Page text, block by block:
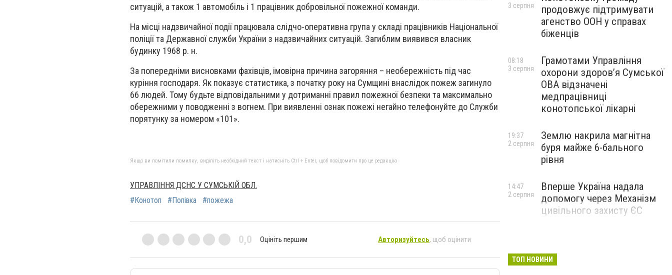
ситуацій, а також 1 автомобіль і 1 працівник добровільної пожежної команди.
На місці надзвичайної події працювала слідчо-оперативна група у складі працівників Національної
поліції та Державної служби України з надзвичайних ситуацій. Загиблим виявився власник
будинку 1968 р. н.
За попередніми висновками фахівців, імовірна причина загоряння – необережність під час
куріння господаря. Як показує статистика, з початку року на Сумщині внаслідок пожеж загинуло
66 людей. Тому будьте відповідальними у дотриманні правил пожежної безпеки та максимально
обережними у поводженні з вогнем. При виявленні ознак пожежі негайно телефонуйте до Служби
порятунку за номером «101».
Якщо ви помітили помилку, виділіть необхідний текст і натисніть Ctrl + Enter, щоб повідомити про це редакцію
УПРАВЛІННЯ ДСНС У СУМСЬКІЙ ОБЛ.
#Конотоп
#Попівка #пожежа
0,0 Оцініть першим Авторизуйтесь, щоб оцінити
продовжує підтримувати
агенство ООН у справах
біженців
3 серпня
Грамотами Управління
охорони здоров’я Сумської
ОВА відзначені
медпрацівниці
конотопської лікарні
08:18
3 серпня
Землю накрила магнітна
буря майже 6-бального
рівня
19:37
2 серпня
Вперше Україна надала
допомогу через Механізм
цивільного захисту ЄС
14:47
2 серпня
ТОП НОВИНИ